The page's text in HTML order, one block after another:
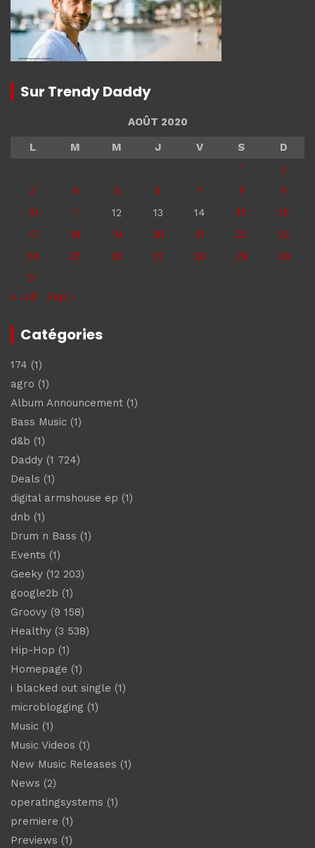
Sur Trendy Daddy
AOÛT 2020
L
M M J V S
D
1
2
3
4 5 6 7 8
9
10
11 12 13 14 15
16
17
18 19 20 21 22
23
24
25 26 27 28 29
30
31
« Juil
Sep »
Catégories
174 (1)
agro (1)
Album Announcement (1)
Bass Music (1)
d&b (1)
Daddy (1 724)
Deals (1)
digital armshouse ep (1)
dnb (1)
Drum n Bass (1)
Events (1)
Geeky (12 203)
google2b (1)
Groovy (9 158)
Healthy (3 538)
Hip-Hop (1)
Homepage (1)
i blacked out single (1)
microblogging (1)
Music (1)
Music Videos (1)
New Music Releases (1)
News (2)
operatingsystems (1)
premiere (1)
Previews (1)